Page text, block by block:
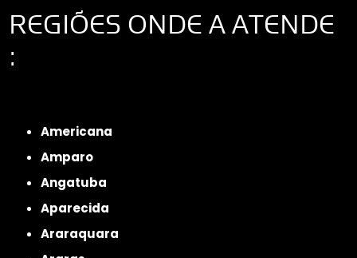
REGIÕES ONDE A ATENDE
:
Americana
Amparo
Angatuba
Aparecida
Araraquara